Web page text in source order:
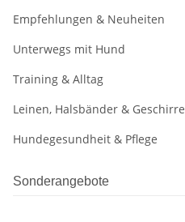
Empfehlungen & Neuheiten
Unterwegs mit Hund
Training & Alltag
Leinen, Halsbänder & Geschirre
Hundegesundheit & Pflege
Sonderangebote